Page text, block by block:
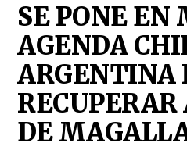
SE PONE EN
AGENDA
ARGENTINA
RECUPERAR
DE